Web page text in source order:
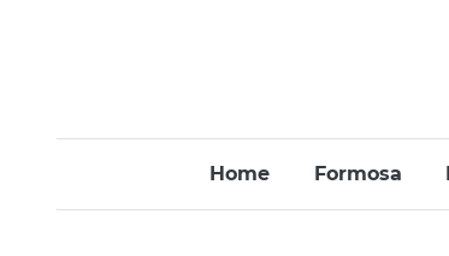
Home Formosa